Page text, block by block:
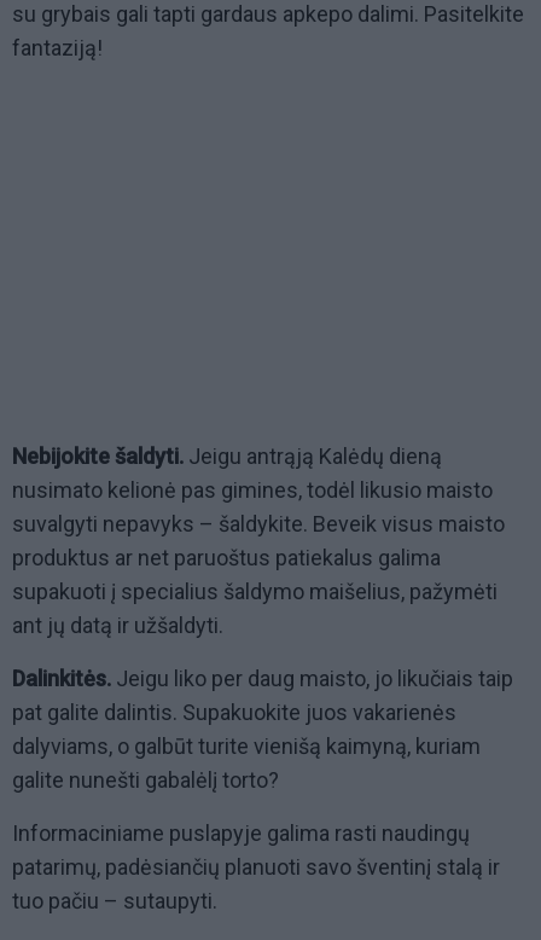
su grybais gali tapti gardaus apkepo dalimi. Pasitelkite
fantaziją!
Nebijokite šaldyti. Jeigu antrąją Kalėdų dieną
nusimato kelionė pas gimines, todėl likusio maisto
suvalgyti nepavyks – šaldykite. Beveik visus maisto
produktus ar net paruoštus patiekalus galima
supakuoti į specialius šaldymo maišelius, pažymėti
ant jų datą ir užšaldyti.
Dalinkitės. Jeigu liko per daug maisto, jo likučiais taip
pat galite dalintis. Supakuokite juos vakarienės
dalyviams, o galbūt turite vienišą kaimyną, kuriam
galite nunešti gabalėlį torto?
Informaciniame puslapyje galima rasti naudingų
patarimų, padėsiančių planuoti savo šventinį stalą ir
tuo pačiu – sutaupyti.